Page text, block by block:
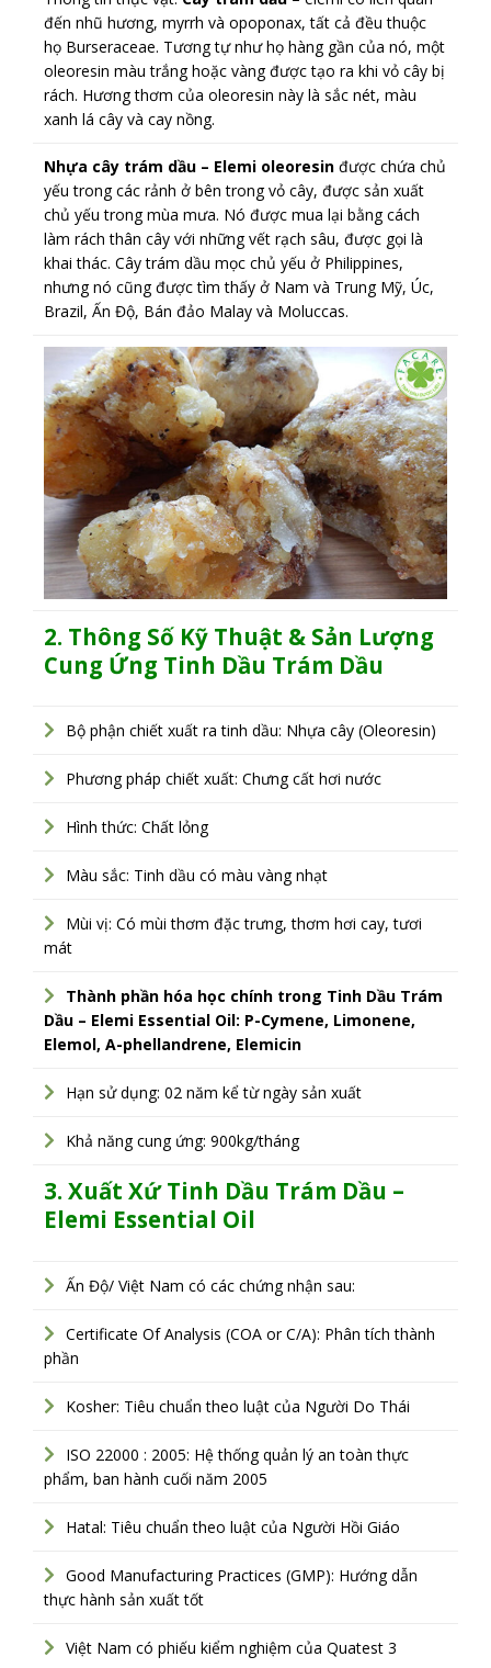
đến nhũ hương, myrrh và opoponax, tất cả đều thuộc
họ Burseraceae. Tương tự như họ hàng gần của nó, một
oleoresin màu trắng hoặc vàng được tạo ra khi vỏ cây bị
rách. Hương thơm của oleoresin này là sắc nét, màu
xanh lá cây và cay nồng.
Nhựa cây trám dầu – Elemi oleoresin được chứa chủ
yếu trong các rảnh ở bên trong vỏ cây, được sản xuất
chủ yếu trong mùa mưa. Nó được mua lại bằng cách
làm rách thân cây với những vết rạch sâu, được gọi là
khai thác. Cây trám dầu mọc chủ yếu ở Philippines,
nhưng nó cũng được tìm thấy ở Nam và Trung Mỹ, Úc,
Brazil, Ấn Độ, Bán đảo Malay và Moluccas.
2. Thông Số Kỹ Thuật & Sản Lượng
Cung Ứng Tinh Dầu Trám Dầu
Bộ phận chiết xuất ra tinh dầu: Nhựa cây (Oleoresin)
Phương pháp chiết xuất: Chưng cất hơi nước
Hình thức: Chất lỏng
Màu sắc: Tinh dầu có màu vàng nhạt
Mùi vị: Có mùi thơm đặc trưng, thơm hơi cay, tươi
mát
Thành phần hóa học chính trong Tinh Dầu Trám
Dầu – Elemi Essential Oil: P-Cymene, Limonene,
Elemol, A-phellandrene, Elemicin
Hạn sử dụng: 02 năm kể từ ngày sản xuất
Khả năng cung ứng: 900kg/tháng
3. Xuất XứTinh Dầu Trám Dầu –
Elemi Essential Oil
Ấn Độ/ Việt Nam có các chứng nhận sau:
Certificate Of Analysis (COA or C/A): Phân tích thành
phần
Kosher: Tiêu chuẩn theo luật của Người Do Thái
ISO 22000 : 2005: Hệ thống quản lý an toàn thực
phẩm, ban hành cuối năm 2005
Hatal: Tiêu chuẩn theo luật của Người Hồi Giáo
Good Manufacturing Practices (GMP): Hướng dẫn
thực hành sản xuất tốt
Việt Nam có phiếu kiểm nghiệm của Quatest 3